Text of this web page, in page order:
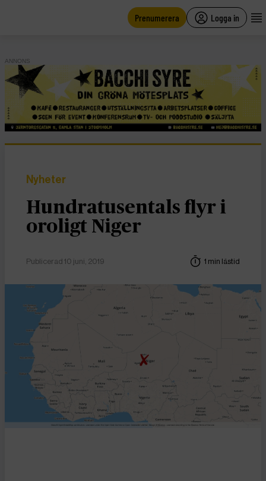
Prenumerera Logga in
ANNONS
Nyheter
Hundratusentals flyr i
oroligt Niger
Publicerad 10 juni, 2019 1 min lästid